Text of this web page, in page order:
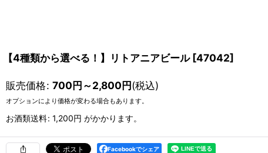
【4種類から選べる！】リトアニアビール [47042]
販売価格: 700円～2,800円(税込)
オプションにより価格が変わる場合もあります。
お酒類送料: 1,200円 がかかります。
Facebookでシェア